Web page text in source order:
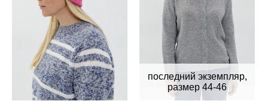
последний экземпляр,
размер 44-46